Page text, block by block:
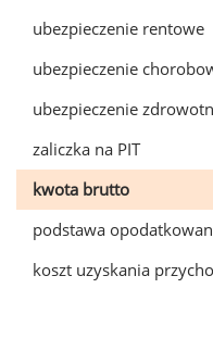
ubezpieczenie rentowe
ubezpieczenie
ubezpieczenie
zaliczka na PIT
kwota brutto
podstawa
koszt uzyskania